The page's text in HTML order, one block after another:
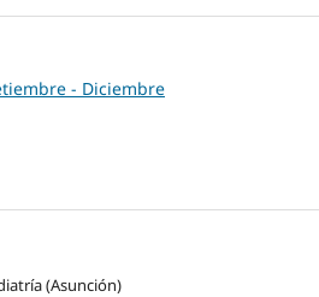
- Diciembre
(Asunción)